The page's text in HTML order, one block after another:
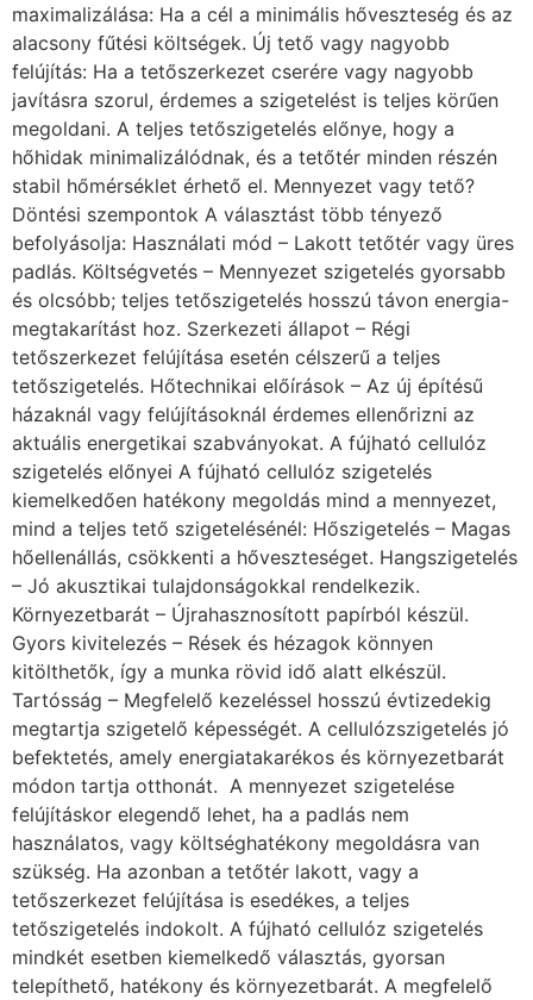
maximalizálása: Ha a cél a minimális hőveszteség és az
alacsony fűtési költségek. Új tető vagy nagyobb
felújítás: Ha a tetőszerkezet cserére vagy nagyobb
javításra szorul, érdemes a szigetelést is teljes körűen
megoldani. A teljes tetőszigetelés előnye, hogy a
hőhidak minimalizálódnak, és a tetőtér minden részén
stabil hőmérséklet érhető el. Mennyezet vagy tető?
Döntési szempontok A választást több tényező
befolyásolja: Használati mód – Lakott tetőtér vagy üres
padlás. Költségvetés – Mennyezet szigetelés gyorsabb
és olcsóbb; teljes tetőszigetelés hosszú távon energia-
megtakarítást hoz. Szerkezeti állapot – Régi
tetőszerkezet felújítása esetén célszerű a teljes
tetőszigetelés. Hőtechnikai előírások – Az új építésű
házaknál vagy felújításoknál érdemes ellenőrizni az
aktuális energetikai szabványokat. A fújható cellulóz
szigetelés előnyei A fújható cellulóz szigetelés
kiemelkedően hatékony megoldás mind a mennyezet,
mind a teljes tető szigetelésénél: Hőszigetelés – Magas
hőellenállás, csökkenti a hőveszteséget. Hangszigetelés
– Jó akusztikai tulajdonságokkal rendelkezik.
Környezetbarát – Újrahasznosított papírból készül.
Gyors kivitelezés – Rések és hézagok könnyen
kitölthetők, így a munka rövid idő alatt elkészül.
Tartósság – Megfelelő kezeléssel hosszú évtizedekig
megtartja szigetelő képességét. A cellulózszigetelés jó
befektetés, amely energiatakarékos és környezetbarát
módon tartja otthonát. A mennyezet szigetelése
felújításkor elegendő lehet, ha a padlás nem
használatos, vagy költséghatékony megoldásra van
szükség. Ha azonban a tetőtér lakott, vagy a
tetőszerkezet felújítása is esedékes, a teljes
tetőszigetelés indokolt. A fújható cellulóz szigetelés
mindkét esetben kiemelkedő választás, gyorsan
telepíthető, hatékony és környezetbarát. A megfelelő